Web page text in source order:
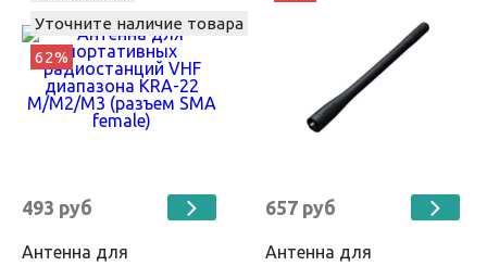
Уточните наличие товара
62%
493 руб
Антенна для
657 руб
Антенна для